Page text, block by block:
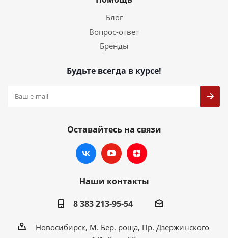
Блог
Вопрос-ответ
Бренды
Будьте всегда в курсе!
Оставайтесь на связи
Наши контакты
8 383 213-95-54
Новосибирск, М. Бер. роща, Пр. Дзержинского